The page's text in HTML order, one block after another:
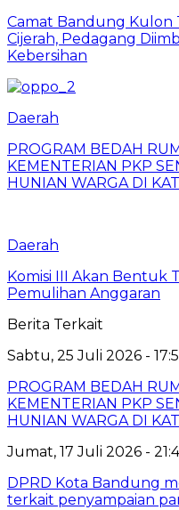
Camat Bandung Kulon
Cijerah, Pedagang
Kebersihan
Daerah
PROGRAM BEDAH
KEMENTERIAN PKP
HUNIAN WARGA DI
Daerah
Komisi III Akan Bentuk
Pemulihan Anggaran
Berita Terkait
Sabtu, 25 Juli 2026 -
PROGRAM BEDAH
KEMENTERIAN PKP
HUNIAN WARGA DI
Jumat, 17 Juli 2026 -
DPRD Kota Bandung
terkait penyampaian